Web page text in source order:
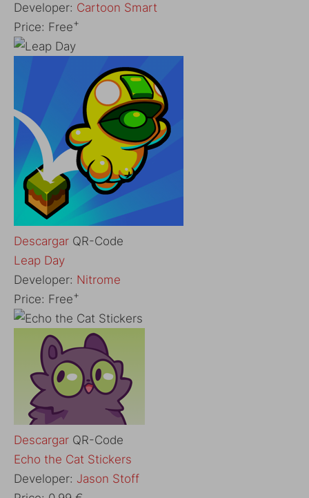
Developer: Cartoon Smart
Price: Free+
Descargar QR-Code
‎Leap Day
Developer: Nitrome
Price: Free+
Descargar QR-Code
‎Echo the Cat Stickers
Developer: Jason Stoff